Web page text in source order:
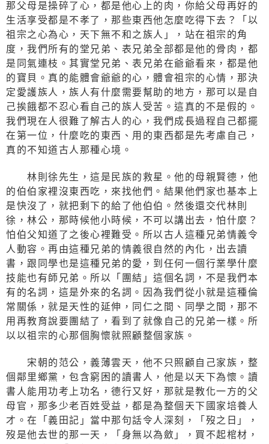
那父母是操碎了心，都是他心上的肉，你給父母再好的
生活享受都是不孝了，那些東西他怎麼吃得下去？「以
祖宗之心為心，天下無不和之族人」，站在祖宗的角
度，我們所有的堂兄弟、表兄弟全部都是他的骨肉，都
是同氣連枝。其實堂兄弟、表兄弟在爺爺看來，都是他
的寶貝。真的能體會爺爺的心，體會祖宗的心情，那決
定愛護族人，族人有什麼需要幫助的地方，那可以是自
己挨餓都不忍心看自己的族人受苦。這真的不是假的。
我們現在人很難了解古人的心，我們成長過程自己都擺
在第一位，什麼吃的東西、用的東西都是先考慮自己，
真的不知道古人那種心境。
林則徐先生，這是民族的救星。他的母親賢德，他
的伯伯家裡沒東西吃，來找他們。結果他們家也基本上
是快沒了，就把剩下的給了他伯伯。然後還交代林則
徐，林公，那時候他小時候，不可以講出去，怕什麼？
怕伯父知道了之後心裡難受。所以古人這種兄弟情義令
人動容。再由這種兄弟的情義很自然的內化，出去讀
書，跟同學也是這種兄弟的愛，到任何一個行業學什麼
技能也有師兄弟。所以「團結」這個名詞，不是我們本
有的名詞，這是外來的名詞。因為我們從小就是這種倫
常關係，就是天性的延伸，同仁之間、同學之間，那不
用再教育說要團結了，看到了就像自己的兄弟一樣。所
以以祖宗的心那個胸懷就照顧整個家族。
宋朝的范公，義薄雲天，他不只照顧自己家族，整
個鄰里鄉黨，包含窮困的讀書人，他是以天下為懷。讀
書人能用功考上功名，德行又好，那就是教化一方的父
母官，那多少老百姓受益，都是為整個天下國家培養人
才。在「義田記」當中那句話令人深刻，「歿之日」，
歿是他去世的那一天，「身無以為斂」，買不起棺材，